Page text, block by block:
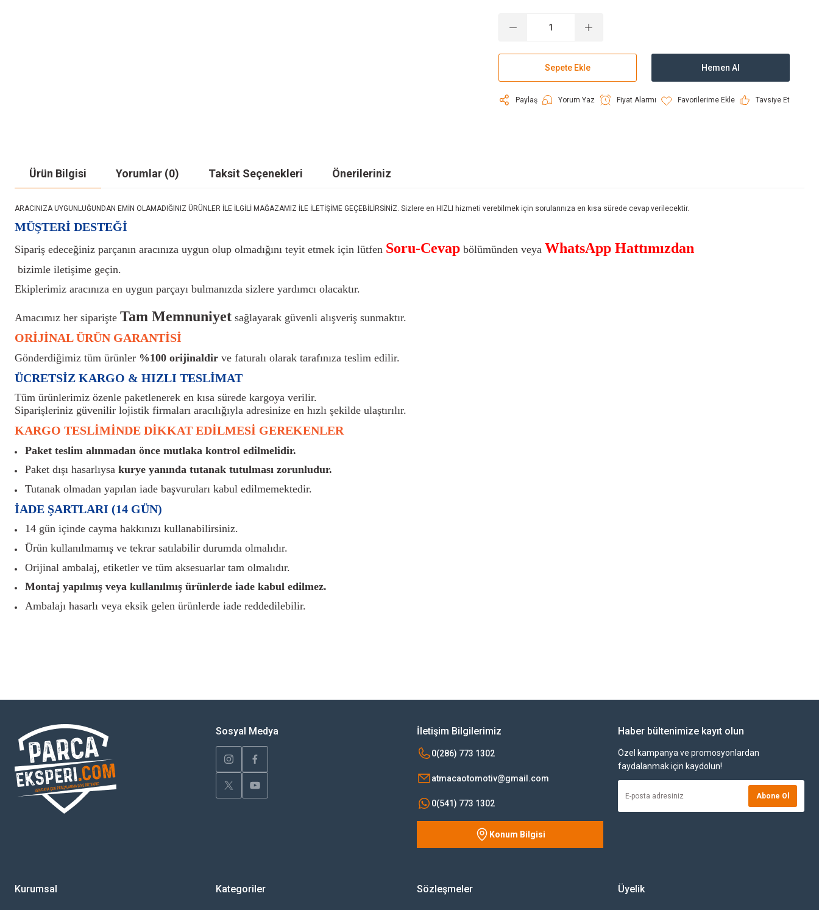
Sepete Ekle Hemen Al
Paylaş Yorum Yaz Fiyat Alarmı Tavsiye Et
Ürün Bilgisi Yorumlar (0) Taksit Seçenekleri Önerileriniz
ARACINIZA UYGUNLUĞUNDAN EMİN OLAMADIĞINIZ ÜRÜNLER İLE İLGİLİ MAĞAZAMIZ İLE İLETİŞİME GEÇEBİLİRSİNİZ. Sizlere en HIZLI hizmeti verebilmek için sorularınıza en kısa sürede cevap verilecektir.
MÜŞTERİ DESTEĞİ
Sipariş edeceğiniz parçanın aracınıza uygun olup olmadığını teyit etmek için lütfen Soru-Cevap bölümünden veya WhatsApp Hattımızdan
bizimle iletişime geçin.
Ekiplerimiz aracınıza en uygun parçayı bulmanızda sizlere yardımcı olacaktır.
Amacımız her siparişte Tam Memnuniyet sağlayarak güvenli alışveriş sunmaktır.
ORİJİNAL ÜRÜN GARANTİSİ
Gönderdiğimiz tüm ürünler %100 orijinaldir ve faturalı olarak tarafınıza teslim edilir.
ÜCRETSİZ KARGO & HIZLI TESLİMAT
Tüm ürünlerimiz özenle paketlenerek en kısa sürede kargoya verilir.
Siparişleriniz güvenilir lojistik firmaları aracılığıyla adresinize en hızlı şekilde ulaştırılır.
KARGO TESLİMİNDE DİKKAT EDİLMESİ GEREKENLER
Paket teslim alınmadan önce mutlaka kontrol edilmelidir.
Paket dışı hasarlıysa kurye yanında tutanak tutulması zorunludur.
Tutanak olmadan yapılan iade başvuruları kabul edilmemektedir.
İADE ŞARTLARI (14 GÜN)
14 gün içinde cayma hakkınızı kullanabilirsiniz.
Ürün kullanılmamış ve tekrar satılabilir durumda olmalıdır.
Orijinal ambalaj, etiketler ve tüm aksesuarlar tam olmalıdır.
Montaj yapılmış veya kullanılmış ürünlerde iade kabul edilmez.
Ambalajı hasarlı veya eksik gelen ürünlerde iade reddedilebilir.
Ürün bilgilerinde hatalar bulunuyor.
Ürün fiyatı diğer sitelerden daha pahalı.
Bu ürüne benzer farklı alternatifler olmalı.
Gönder
Sosyal Medya İletişim Bilgilerimiz
0(286) 773 1302
atmacaotomotiv@gmail.com
0(541) 773 1302
Konum Bilgisi
Haber bültenimize kayıt olun
Özel kampanya ve promosyonlardan
faydalanmak için kaydolun!
Abone Ol
Kurumsal Kategoriler Sözleşmeler Üyelik